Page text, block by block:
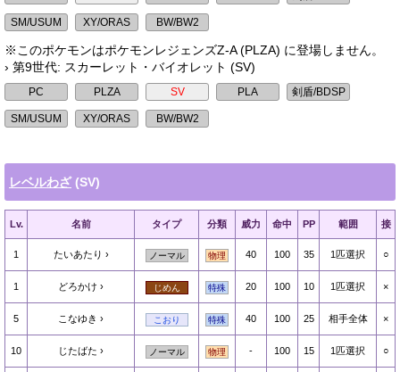
※このポケモンはポケモンレジェンズZ-A (PLZA) に登場しません。
› 第9世代: スカーレット・バイオレット (SV)
レベルわざ (SV)
Lv. 名前 タイプ 分類 威力 命中 PP 範囲 接
1 たいあたり ノーマル 物理 40 100 35 1匹選択 ○
1 どろかけ じめん 特殊 20 100 10 1匹選択 ×
5 こなゆき こおり 特殊 40 100 25 相手全体 ×
10 じたばた ノーマル 物理 - 100 15 1匹選択 ○